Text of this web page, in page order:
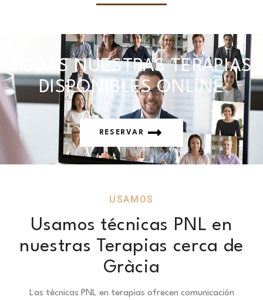
TODAS NUESTRAS TERAPIAS
DISPONIBLES ONLINE
RESERVAR
USAMOS
Usamos técnicas PNL en
nuestras Terapias cerca de
Gràcia
Las técnicas PNL en terapias ofrecen comunicación